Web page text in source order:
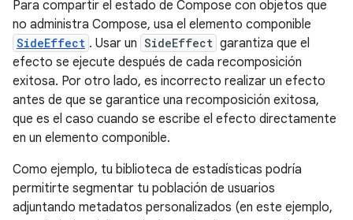
Para compartir el estado de Compose con objetos que
no administra Compose, usa el elemento componible
SideEffect . Usar un SideEffect garantiza que el
efecto se ejecute después de cada recomposición
exitosa. Por otro lado, es incorrecto realizar un efecto
antes de que se garantice una recomposición exitosa,
que es el caso cuando se escribe el efecto directamente
en un elemento componible.
Como ejemplo, tu biblioteca de estadísticas podría
permitirte segmentar tu población de usuarios
adjuntando metadatos personalizados (en este ejemplo,